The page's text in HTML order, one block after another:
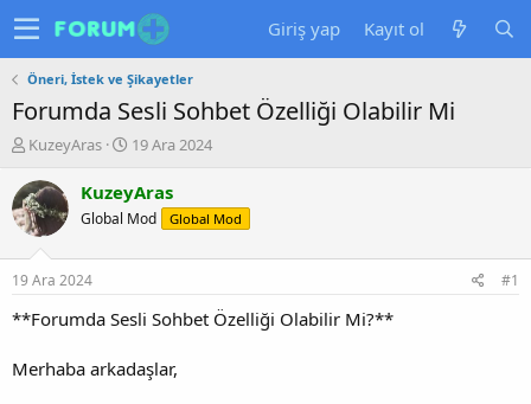
Giriş yap Kayıt ol
Öneri, İstek ve Şikayetler
Forumda Sesli Sohbet Özelliği Olabilir Mi
K
n
u
y
b
a
ş
t
KuzeyAras
B
ş
a
ç
r
19 Ara 2024
KuzeyAras
Global Mod Global Mod
19 Ara 2024 #1
**Forumda Sesli Sohbet Özelliği Olabilir Mi?**
Merhaba arkadaşlar,